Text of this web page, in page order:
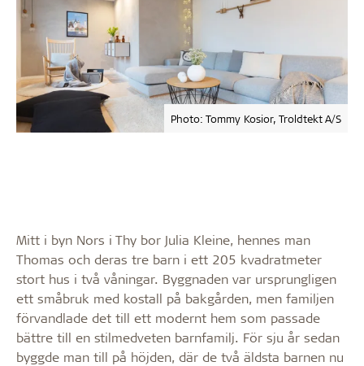
Photo: Tommy Kosior, Troldtekt A/S
Mitt i byn Nors i Thy bor Julia Kleine, hennes man
Thomas och deras tre barn i ett 205 kvadratmeter
stort hus i två våningar. Byggnaden var ursprungligen
ett småbruk med kostall på bakgården, men familjen
förvandlade det till ett modernt hem som passade
bättre till en stilmedveten barnfamilj. För sju år sedan
byggde man till på höjden, där de två äldsta barnen nu